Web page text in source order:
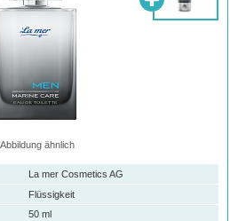
Abbildung ähnlich
La mer Cosmetics AG
Flüssigkeit
50 ml